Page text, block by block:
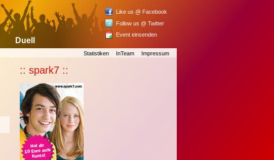
Duell
Like us @ Facebook
Follow us @ Twitter
Event einsenden
Statistiken InTeam Impressum
:: spark7 ::